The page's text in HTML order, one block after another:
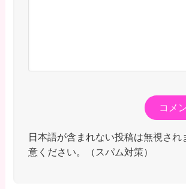
日本語が含まれない投稿は無視され
意ください。（スパム対策）